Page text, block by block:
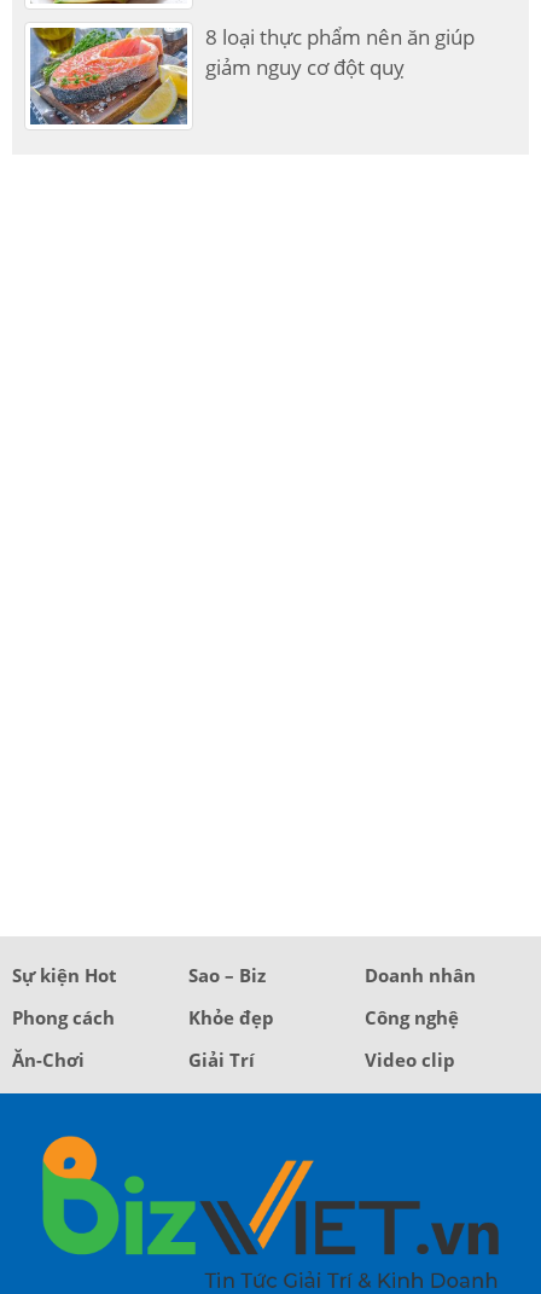
8 loại thực phẩm nên ăn giúp
giảm nguy cơ đột quỵ
Sự kiện Hot Sao – Biz
Doanh nhân
Phong cách
Khỏe đẹp
Công nghệ
Ăn-Chơi
Giải Trí Video clip